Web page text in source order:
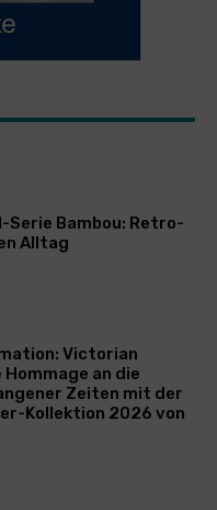
Serie Bambou: Retro-
Alltag
Victorian
Hommage an die
Zeiten mit der
Kollektion 2026 von